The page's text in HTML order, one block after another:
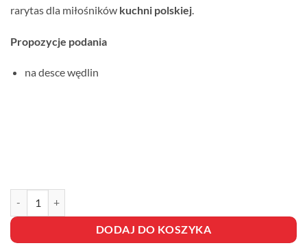
rarytas dla miłośników kuchni polskiej.
Propozycje podania
na desce wędlin
DODAJ DO KOSZYKA